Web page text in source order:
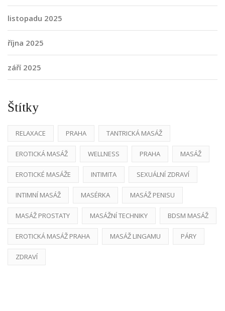
listopadu 2025
října 2025
září 2025
Štítky
RELAXACE PRAHA TANTRICKÁ MASÁŽ
EROTICKÁ MASÁŽ WELLNESS PRAHA MASÁŽ
EROTICKÉ MASÁŽE INTIMITA SEXUÁLNÍ ZDRAVÍ
INTIMNÍ MASÁŽ MASÉRKA MASÁŽ PENISU
MASÁŽ PROSTATY MASÁŽNÍ TECHNIKY BDSM MASÁŽ
EROTICKÁ MASÁŽ PRAHA MASÁŽ LINGAMU PÁRY
ZDRAVÍ